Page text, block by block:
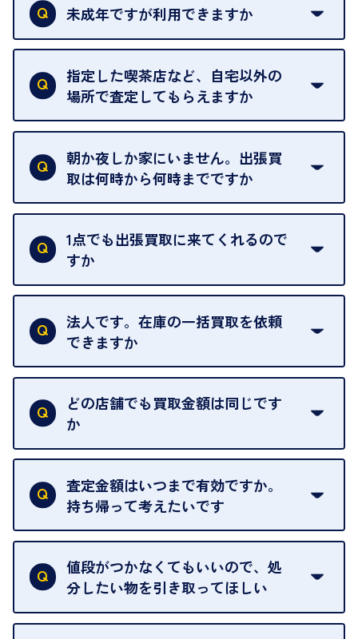
類はこちらをご確認ください。
未成年ですが利用できますか
18歳未満の方は、保護者の同意があってもご利用い
ただけません。
指定した喫茶店など、自宅以外の
場所で査定してもらえますか
ご自宅以外での査定はお引き受けできません。ご指
定のお店や、ほかのお客様への迷惑となることが考
えられるためです。
朝か夜しか家にいません。出張買
取は何時から何時までですか
ご訪問可能時間は、10時から19時です。
ただし、お品物の種類や量によっては対応させてい
ただくことがあります。
1点でも出張買取に来てくれるので
すか
はい。1点でもお伺いします。
法人です。在庫の一括買取を依頼
できますか
はい。喜んで承ります。出張買取をご利用くださ
い。
ご指定の場所にお伺いします。
どの店舗でも買取金額は同じです
か
はい。全店舗一律です。
ただし、中古市場は日々変動するため、査定した日
によって査定額が変わることはございます。
査定金額はいつまで有効ですか。
持ち帰って考えたいです
査定額は当日限り有効です。
中古市場が日々変動するため、翌日には査定額が変
わることがございます。
値段がつかなくてもいいので、処
分したい物を引き取ってほしい
再販不可能な物は、場合によってはお断りすること